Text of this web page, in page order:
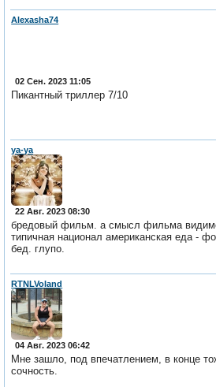
Alexasha74
02 Сен. 2023 11:05
Пикантный триллер 7/10
ya-ya
22 Авг. 2023 08:30
бредовый фильм. а смысл фильма видимо
типичная национал американская еда -
бед. глупо.
RTNLVoland
04 Авг. 2023 06:42
Мне зашло, под впечатлением, в конце
сочность.